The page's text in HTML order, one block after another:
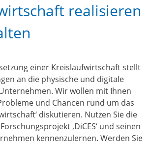
realisieren
einer Kreislaufwirtschaft stellt
an die physische und digitale
Wir wollen mit Ihnen
und Chancen rund um das
diskutieren. Nutzen Sie die
‚DiCES‘ und seinen
kennenzulernen. Werden Sie